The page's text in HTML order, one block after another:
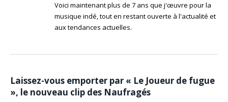
Voici maintenant plus de 7 ans que j'œuvre pour la
musique indé, tout en restant ouverte à l'actualité et
aux tendances actuelles.
Laissez-vous emporter par « Le Joueur de fugue
», le nouveau clip des Naufragés